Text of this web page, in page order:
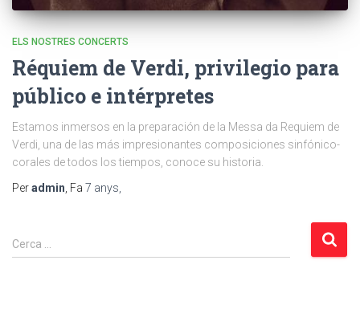
ELS NOSTRES CONCERTS
Réquiem de Verdi, privilegio para
público e intérpretes
Estamos inmersos en la preparación de la Messa da Requiem de
Verdi, una de las más impresionantes composiciones sinfónico-
corales de todos los tiempos, conoce su historia.
Peradmin , Fa 7 anys
C
e
Cerca …